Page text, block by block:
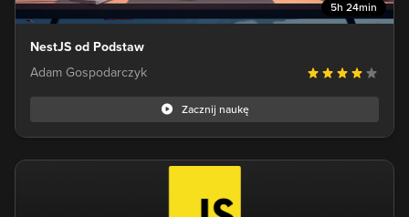
5h 24min
NestJS od Podstaw
Adam Gospodarczyk
Zacznij naukę